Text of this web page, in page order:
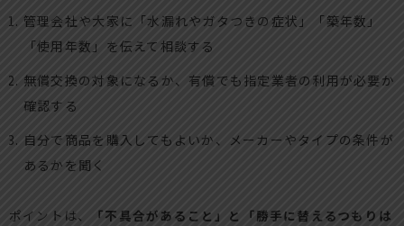
管理会社や大家に「水漏れやガタつきの症状」「築年数」
「使用年数」を伝えて相談する
無償交換の対象になるか、有償でも指定業者の利用が必要か
確認する
自分で商品を購入してもよいか、メーカーやタイプの条件が
あるかを聞く
ポイントは、
「不具合があること」と「勝手に替えるつもりは